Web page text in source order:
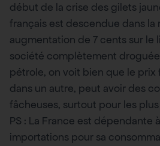
début de la crise des gilets
français est descendue dans la
augmentation de 7 cents sur le
société complètement
pétrole, on voit bien que le prix
dans un autre, peut avoir des
fâcheuses, surtout pour les
PS : La France est dépendante
importations pour sa